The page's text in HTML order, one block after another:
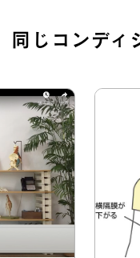
同じコンディ